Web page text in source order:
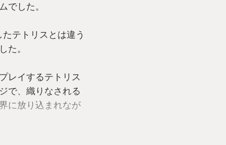
でした。
テトリスとは違う
た。
レイするテトリス
で、織りなされる
に放り込まれなが